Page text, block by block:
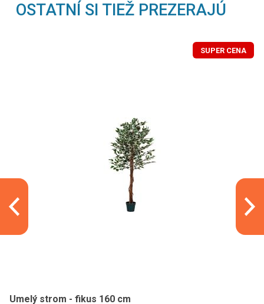
OSTATNÍ SI TIEŽ PREZERAJÚ
SUPER CENA
Umelý strom - fikus 160 cm